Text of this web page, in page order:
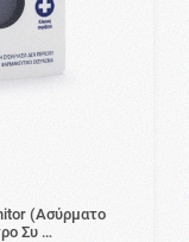
(Ασύρματο
Συ …